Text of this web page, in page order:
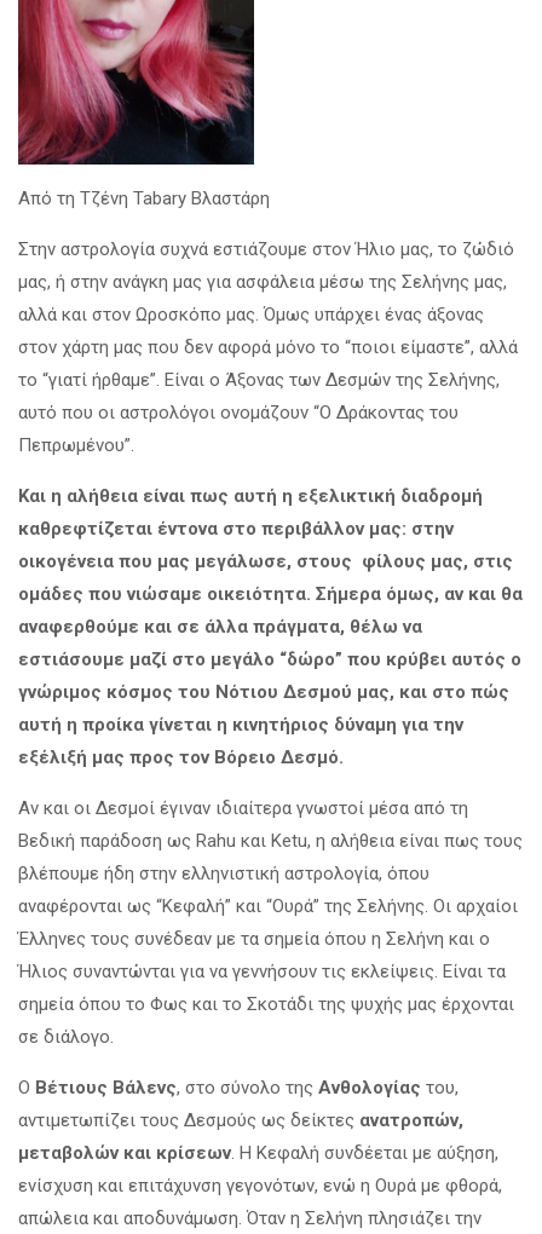
Από τη Τζένη Tabary Βλαστάρη
Στην αστρολογία συχνά εστιάζουμε στον Ήλιο μας, το ζώδιό
μας, ή στην ανάγκη μας για ασφάλεια μέσω της Σελήνης μας,
αλλά και στον Ωροσκόπο μας. Όμως υπάρχει ένας άξονας
στον χάρτη μας που δεν αφορά μόνο το “ποιοι είμαστε”, αλλά
το “γιατί ήρθαμε”. Είναι ο Άξονας των Δεσμών της Σελήνης,
αυτό που οι αστρολόγοι ονομάζουν “Ο Δράκοντας του
Πεπρωμένου”.
Και η αλήθεια είναι πως αυτή η εξελικτική διαδρομή
καθρεφτίζεται έντονα στο περιβάλλον μας: στην
οικογένεια που μας μεγάλωσε, στους φίλους μας, στις
ομάδες που νιώσαμε οικειότητα. Σήμερα όμως, αν και θα
αναφερθούμε και σε άλλα πράγματα, θέλω να
εστιάσουμε μαζί στο μεγάλο “δώρο” που κρύβει αυτός ο
γνώριμος κόσμος του Νότιου Δεσμού μας, και στο πώς
αυτή η προίκα γίνεται η κινητήριος δύναμη για την
εξέλιξή μας προς τον Βόρειο Δεσμό.
Αν και οι Δεσμοί έγιναν ιδιαίτερα γνωστοί μέσα από τη
Βεδική παράδοση ως Rahu και Ketu, η αλήθεια είναι πως τους
βλέπουμε ήδη στην ελληνιστική αστρολογία, όπου
αναφέρονται ως “Κεφαλή” και “Ουρά” της Σελήνης. Οι αρχαίοι
Έλληνες τους συνέδεαν με τα σημεία όπου η Σελήνη και ο
Ήλιος συναντώνται για να γεννήσουν τις εκλείψεις. Είναι τα
σημεία όπου το Φως και το Σκοτάδι της ψυχής μας έρχονται
σε διάλογο.
Ο Βέτιους Βάλενς, στο σύνολο της Ανθολογίας του,
αντιμετωπίζει τους Δεσμούς ως δείκτες ανατροπών,
μεταβολών και κρίσεων. Η Κεφαλή συνδέεται με αύξηση,
ενίσχυση και επιτάχυνση γεγονότων, ενώ η Ουρά με φθορά,
απώλεια και αποδυνάμωση. Όταν η Σελήνη πλησιάζει την